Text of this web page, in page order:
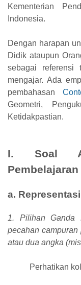
Kementerian
Indonesia.
Dengan harapan
Didik ataupun
sebagai referensi
mengajar. Ada
pembahasan
Geometri,
Ketidakpastian.
I. Soal
a. Representasi
1. Pilihan Ganda
pecahan
atau dua angka
Perhatikan